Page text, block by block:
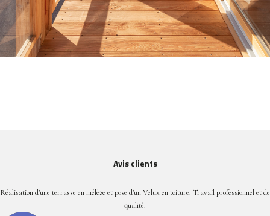
Avis clients
Réalisation d'une terrasse en mélèze et pose d'un Velux en toiture. Travail professionnel et de
qualité.